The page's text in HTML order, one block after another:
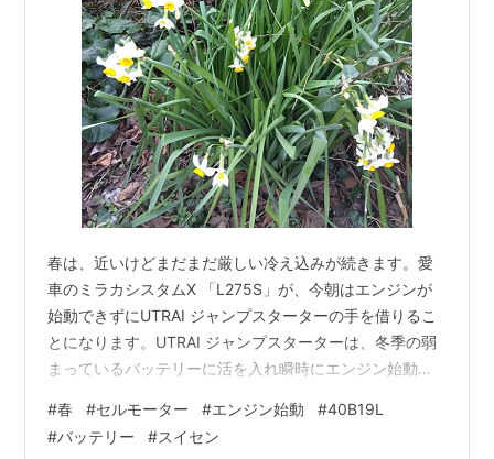
春は、近いけどまだまだ厳しい冷え込みが続きます。愛
車のミラカシスタムX 「L275S」が、今朝はエンジンが
始動できずにUTRAI ジャンプスターターの手を借りるこ
とになります。UTRAI ジャンプスターターは、冬季の弱
まっているバッテリーに活を入れ瞬時にエンジン始動へ
あります。 UTRAI ジャンプスターターで、始動後車庫か
ら車を出してバッテリー交換をしました。約3年使うバッ
#春 #セルモーター #エンジン始動 #40B19L
#バッテリー #スイセン